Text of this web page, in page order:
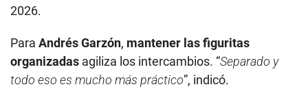
2026.
Para Andrés Garzón, mantener las figuritas
organizadas agiliza los intercambios. “Separado y
todo eso es mucho más práctico”, indicó.